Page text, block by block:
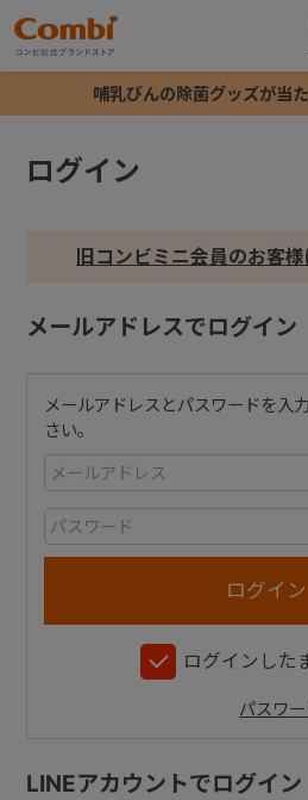
哺乳びんの除菌グッズが当
ログイン
旧コンビミニ会員のお客
メールアドレスでログイン
メールアドレスとパスワードを入
さい。
ログインした
パスワ
LINEアカウントでログイン